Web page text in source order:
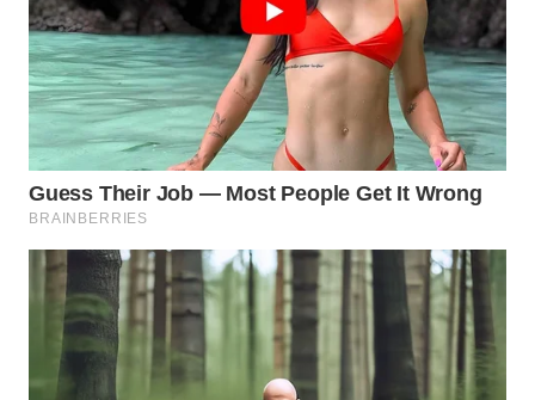
WAHANA
LISTRIK
WAHANA
TRAVEL
WAHANA
WAHANANEWS
ID